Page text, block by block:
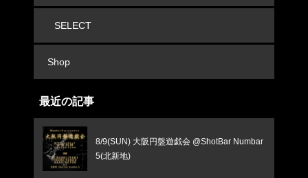
SELECT
Shop
最近の記事
8/9(SUN) 大阪円盤遊戯会 @ShotBar Numbar
5(北新地)